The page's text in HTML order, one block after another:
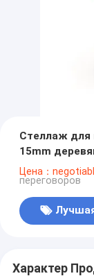
Стеллаж для
15mm
Цена：
переговоров
Характер